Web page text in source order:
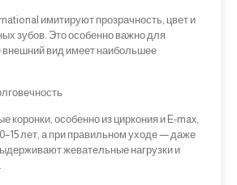
имитируют прозрачность, цвет и
зубов. Это особенно важно для
внешний вид имеет наибольшее
коронки, особенно из циркония и E-max,
лет, а при правильном уходе — даже
жевательные нагрузки и